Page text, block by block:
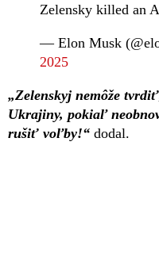
Zelensky killed an
— Elon Musk
2025
„Zelenskyj nemôže
Ukrajiny, pokiaľ
rušiť voľby!“ dodal.